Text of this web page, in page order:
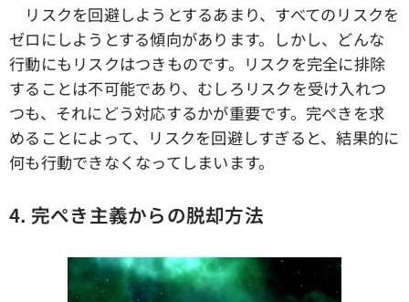
リスクを回避しようとするあまり、すべてのリスクを
ゼロにしようとする傾向があります。しかし、どんな
行動にもリスクはつきものです。リスクを完全に排除
することは不可能であり、むしろリスクを受け入れつ
つも、それにどう対応するかが重要です。完ぺきを求
めることによって、リスクを回避しすぎると、結果的に
何も行動できなくなってしまいます。
4. 完ぺき主義からの脱却方法